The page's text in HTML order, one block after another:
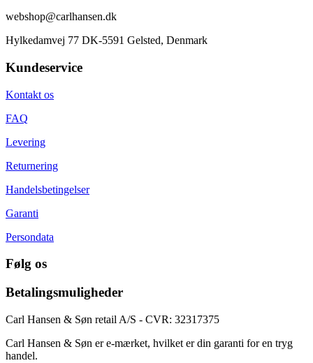
webshop@carlhansen.dk
Hylkedamvej 77 DK-5591 Gelsted, Denmark
Kundeservice
Kontakt os
FAQ
Levering
Returnering
Handelsbetingelser
Garanti
Persondata
Følg os
Betalingsmuligheder
Carl Hansen & Søn retail A/S - CVR: 32317375
Carl Hansen & Søn er e-mærket, hvilket er din garanti for en tryg
handel.